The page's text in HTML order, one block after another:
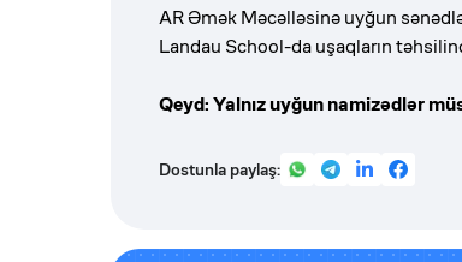
AR Əmək Məcəlləsinə uyğun
Landau School-da uşaqların
Qeyd: Yalnız uyğun namizədlər
Dostunla paylaş: